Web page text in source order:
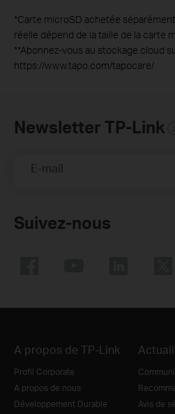
*Carte microSD achetée
réelle dépend de la taille de la carte
**Abonnez-vous au stockage cloud
https://www.tapo.com/tapocare/
Newsletter TP-Link
E-mail
Suivez-nous
A propos de TP-Link
Profil Corporate
A propos de nous
Développement Durable
Avis de